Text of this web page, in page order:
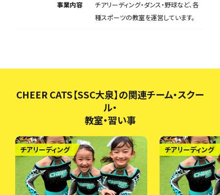
事業内容
チアリーディング・ダンス・野球など、各
種スポーツの教室を運営しています。
CHEER CATS【SSC大泉】の関連チーム・スクー
ル・
教室・習い事
チアリーディング チアリーディング